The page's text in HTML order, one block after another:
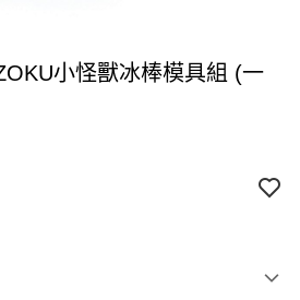
小怪獸冰棒模具組 (一